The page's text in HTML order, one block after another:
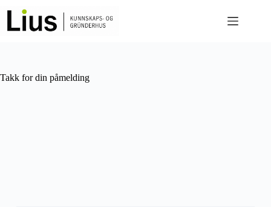
Takk for din påmelding